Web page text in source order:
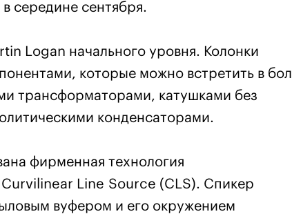
середине сентября.
Logan начального уровня. Колонки
которые можно встретить в
трансформаторами, катушками без
конденсаторами.
фирменная технология
Curvilinear Line Source (CLS). Спикер
вуфером и его окружением